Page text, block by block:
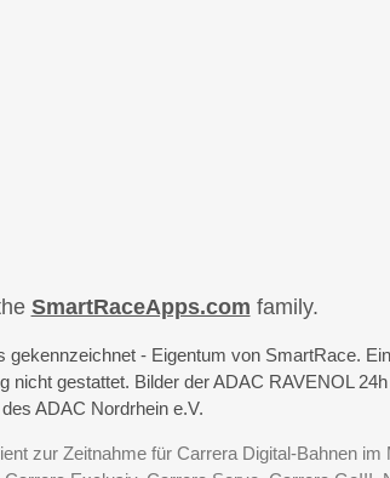
SmartRaceApps.com family.
- Eigentum von SmartRace.
gestattet. Bilder der ADAC RAVENOL
ADAC Nordrhein e.V.
zur Zeitnahme für Carrera Digital-Bahnen